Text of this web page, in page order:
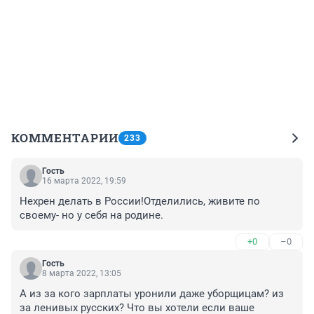
КОММЕНТАРИИ 233
Гость
16 марта 2022, 19:59
Нехрен делать в России!Отделились, живите по
своему- но у себя на родине.
+0 –0
Гость
8 марта 2022, 13:05
А из за кого зарплаты уронили даже уборщицам? из
за ленивых русских? Что вы хотели если ваше